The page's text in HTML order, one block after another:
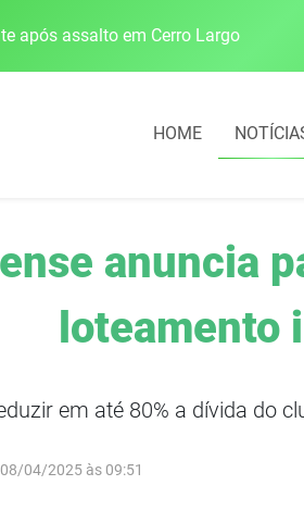
após assalto em Cerro Largo
HOME
anuncia
loteamento
em até 80% a dívida do
04/2025 às 09:51